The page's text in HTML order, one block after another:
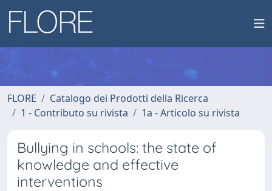
FLORE
Catalogo dei Prodotti della Ricerca
1 - Contributo su rivista
1a - Articolo su rivista
Bullying in schools: the state of
knowledge and effective
interventions